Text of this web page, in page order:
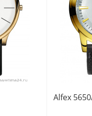
Alfex